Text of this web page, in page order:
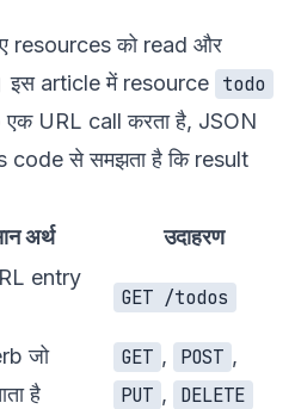
resources को read और
इस article में resource todo
एक URL call करता है, JSON
code से समझता है कि result
अर्थ उदाहरण
entry
GET /todos
जो
है
GET , POST ,
PUT , DELETE